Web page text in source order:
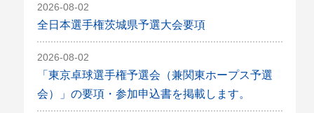
2026-08-02
全日本選手権茨城県予選大会要項
2026-08-02
「東京卓球選手権予選会（兼関東ホープス予選
会）」の要項・参加申込書を掲載します。